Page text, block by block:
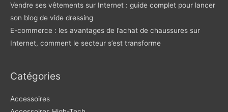
Vendre ses vêtements sur Internet : guide complet pour lancer
son blog de vide dressing
E-commerce : les avantages de l’achat de chaussures sur
Internet, comment le secteur s’est transforme
Catégories
Accessoires